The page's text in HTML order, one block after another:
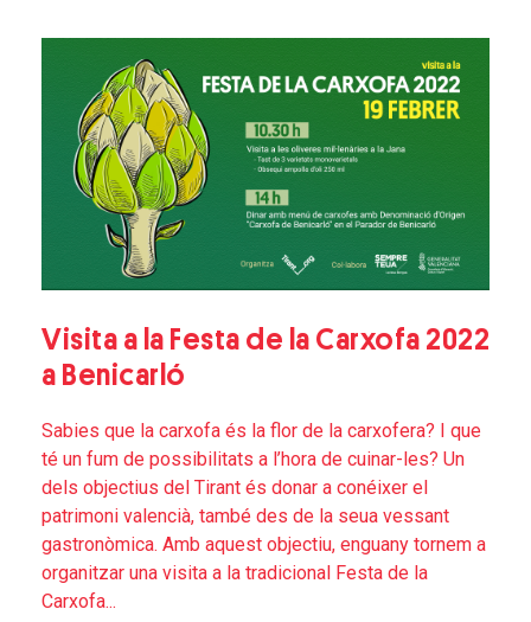
Visita a la Festa de la Carxofa 2022
a Benicarló
Sabies que la carxofa és la flor de la carxofera? I que
té un fum de possibilitats a l’hora de cuinar-les? Un
dels objectius del Tirant és donar a conéixer el
patrimoni valencià, també des de la seua vessant
gastronòmica. Amb aquest objectiu, enguany tornem a
organitzar una visita a la tradicional Festa de la
Carxofa...